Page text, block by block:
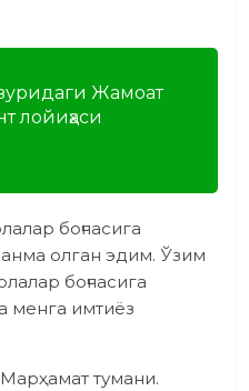
Жамоат
лойиҳаси
боғчасига
олган эдим. Ўзим
боғчасига
менга имтиёз
тумани.